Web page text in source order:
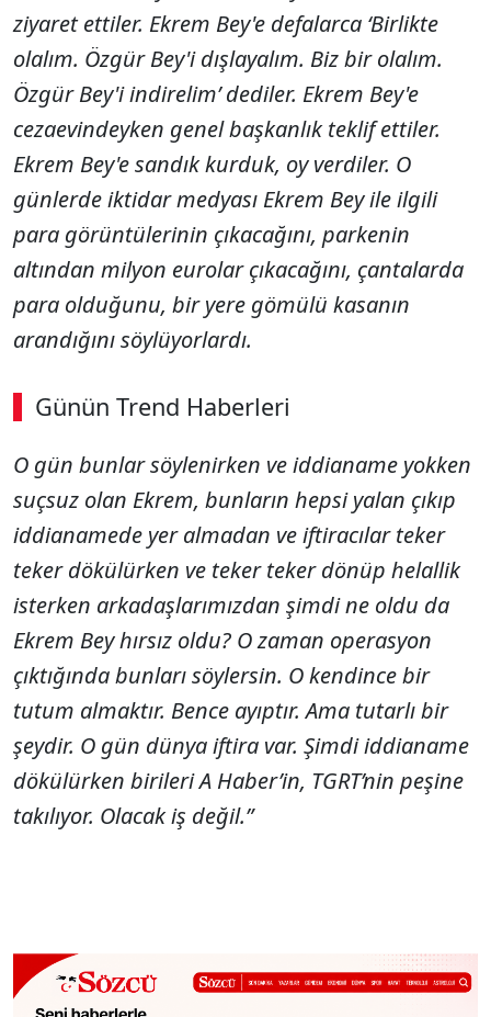
ziyaret ettiler. Ekrem Bey'e defalarca ‘Birlikte
olalım. Özgür Bey'i dışlayalım. Biz bir olalım.
Özgür Bey'i indirelim’ dediler. Ekrem Bey'e
cezaevindeyken genel başkanlık teklif ettiler.
Ekrem Bey'e sandık kurduk, oy verdiler. O
günlerde iktidar medyası Ekrem Bey ile ilgili
para görüntülerinin çıkacağını, parkenin
altından milyon eurolar çıkacağını, çantalarda
para olduğunu, bir yere gömülü kasanın
arandığını söylüyorlardı.
Günün Trend Haberleri
O gün bunlar söylenirken ve iddianame yokken
suçsuz olan Ekrem, bunların hepsi yalan çıkıp
iddianamede yer almadan ve iftiracılar teker
teker dökülürken ve teker teker dönüp helallik
isterken arkadaşlarımızdan şimdi ne oldu da
Ekrem Bey hırsız oldu? O zaman operasyon
çıktığında bunları söylersin. O kendince bir
tutum almaktır. Bence ayıptır. Ama tutarlı bir
şeydir. O gün dünya iftira var. Şimdi iddianame
dökülürken birileri A Haber’in, TGRT’nin peşine
takılıyor. Olacak iş değil.”